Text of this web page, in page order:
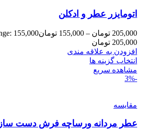
اتومایزر عطر و ادکلن
205,000 تومان –
155,000 تومان
205,000 تومان
افزودن به علاقه مندی
انتخاب گزینه ها
مشاهده سریع
-3%
مقایسه
عطر مردانه ورساچه فرش دست ساز